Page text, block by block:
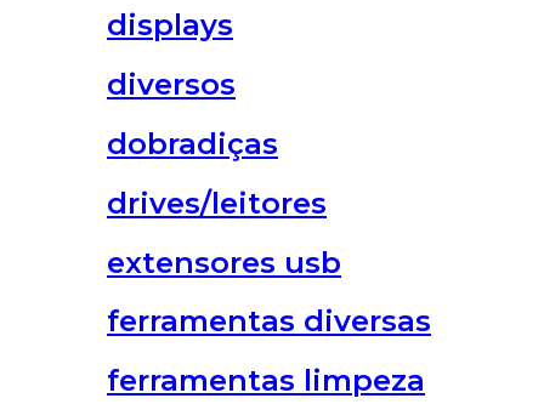
displays
diversos
dobradiças
drives/leitores
extensores usb
ferramentas diversas
ferramentas limpeza